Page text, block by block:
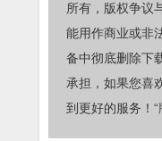
所有，版权争议
能用作商业或非
备中彻底删除下
承担，如果您喜
到更好的服务！